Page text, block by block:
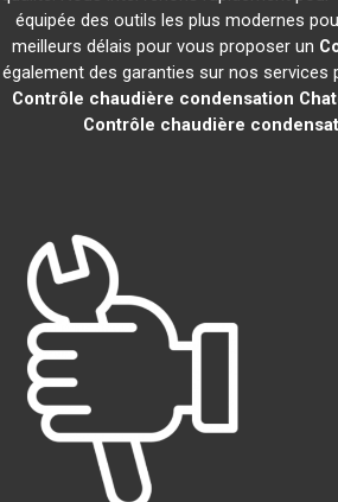
équipée des outils les plus modernes
meilleurs délais pour vous proposer un
également des garanties sur nos
Contrôle chaudière condensation
Contrôle chaudière